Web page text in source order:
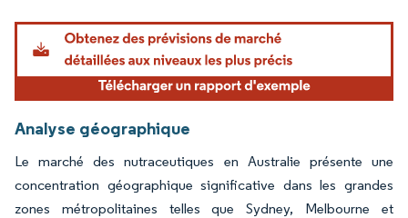
Analyse géographique
Le marché des nutraceutiques en Australie présente une
concentration géographique significative dans les grandes
zones métropolitaines telles que Sydney, Melbourne et